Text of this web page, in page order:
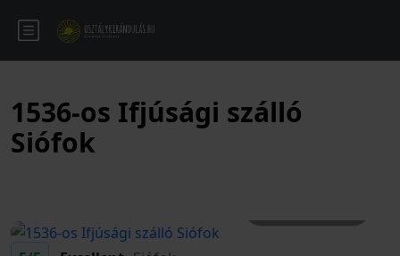
1536-os Ifjúsági szálló
Siófok